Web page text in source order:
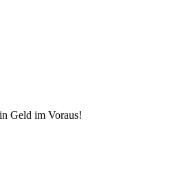
Geld im Voraus!